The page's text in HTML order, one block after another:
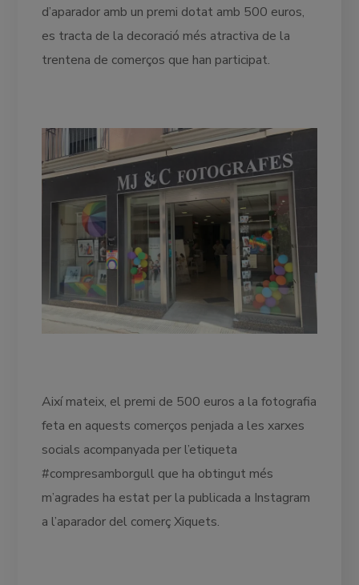
d’aparador amb un premi dotat amb 500 euros,
es tracta de la decoració més atractiva de la
trentena de comerços que han participat.
Així mateix, el premi de 500 euros a la fotografia
feta en aquests comerços penjada a les xarxes
socials acompanyada per l’etiqueta
#compresamborgull que ha obtingut més
m’agrades ha estat per la publicada a Instagram
a l’aparador del comerç Xiquets.